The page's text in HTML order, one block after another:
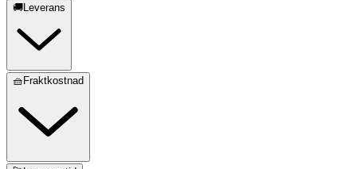
🚚Leverans
🧺Fraktkostnad